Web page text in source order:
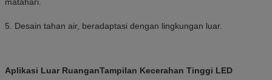
5. Desain tahan air, beradaptasi dengan lingkungan luar.
Aplikasi Luar RuanganTampilan Kecerahan Tinggi LED